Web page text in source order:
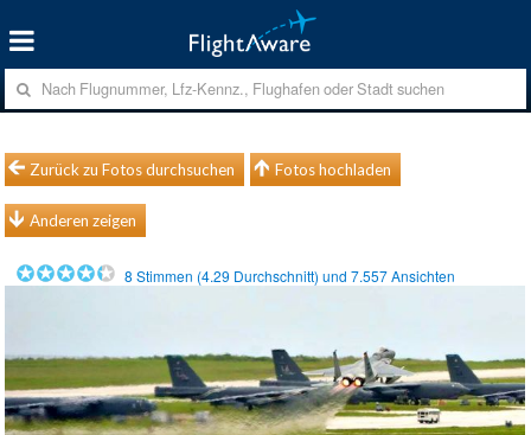
Zurück zu Fotos durchsuchen Fotos hochladen
Anderen zeigen
8 Stimmen (4.29 Durchschnitt) und7.557Ansichten